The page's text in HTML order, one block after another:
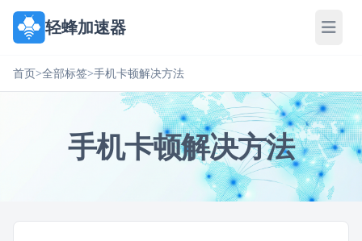
轻蜂加速器
首页>全部标签>手机卡顿解决方法
手机卡顿解决方法